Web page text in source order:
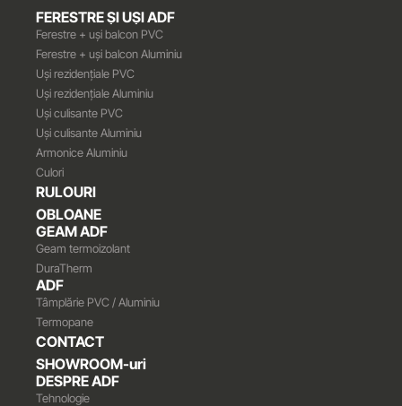
FERESTRE ȘI UȘI ADF
Ferestre + uși balcon PVC
Ferestre + uși balcon Aluminiu
Uși rezidențiale PVC
Uși rezidențiale Aluminiu
Uși culisante PVC
Uși culisante Aluminiu
Armonice Aluminiu
Culori
RULOURI
OBLOANE
GEAM ADF
Geam termoizolant
DuraTherm
ADF
Tâmplărie PVC / Aluminiu
Termopane
CONTACT
SHOWROOM-uri
DESPRE ADF
Tehnologie